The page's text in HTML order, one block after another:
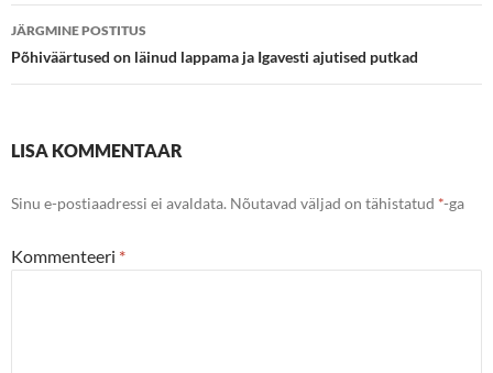
JÄRGMINE POSTITUS
Põhiväärtused on läinud lappama ja Igavesti ajutised putkad
LISA KOMMENTAAR
Sinu e-postiaadressi ei avaldata. Nõutavad väljad on tähistatud *-ga
Kommenteeri *